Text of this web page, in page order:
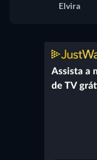
Elvira